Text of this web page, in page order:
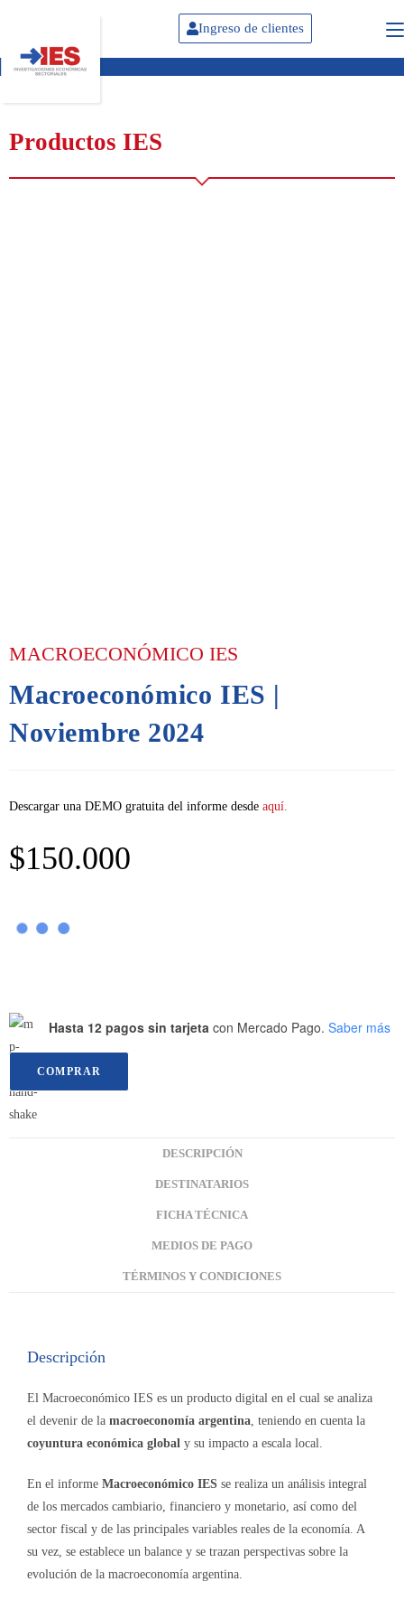
Ingreso de clientes
Productos IES
MACROECONÓMICO IES
Macroeconómico IES |
Noviembre 2024
Descargar una DEMO gratuita del informe desde aquí.
$150.000
Hasta 12 pagos sin tarjeta con Mercado Pago. Saber más
COMPRAR
DESCRIPCIÓN
DESTINATARIOS
FICHA TÉCNICA
MEDIOS DE PAGO
TÉRMINOS Y CONDICIONES
Descripción
El Macroeconómico IES es un producto digital en el cual se analiza
el devenir de la macroeconomía argentina, teniendo en cuenta la
coyuntura económica global y su impacto a escala local.
En el informe Macroeconómico IES se realiza un análisis integral
de los mercados cambiario, financiero y monetario, así como del
sector fiscal y de las principales variables reales de la economía. A
su vez, se establece un balance y se trazan perspectivas sobre la
evolución de la macroeconomía argentina.